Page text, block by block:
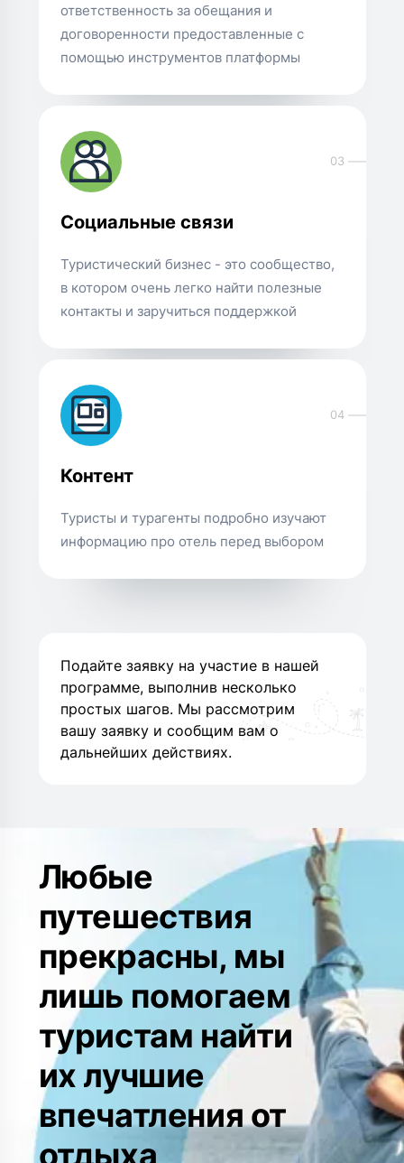
ответственность за обещания и
договоренности предоставленные с
помощью инструментов платформы
03
Социальные связи
Туристический бизнес - это сообщество,
в котором очень легко найти полезные
контакты и заручиться поддержкой
04
Контент
Туристы и турагенты подробно изучают
информацию про отель перед выбором
Подайте заявку на участие в нашей
программе, выполнив несколько
простых шагов. Мы рассмотрим
вашу заявку и сообщим вам о
дальнейших действиях.
Любые
путешествия
прекрасны, мы
лишь помогаем
туристам найти
их лучшие
впечатления от
отдыха